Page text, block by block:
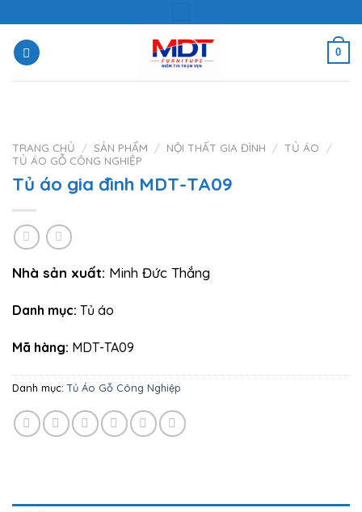
content
0
TRANG CHỦ / SẢN PHẨM / NỘI THẤT GIA ĐÌNH / TỦ ÁO
/
TỦ ÁO GỖ CÔNG NGHIỆP
Tủ áo gia đình MDT-TA09
Nhà sản xuất: Minh Đức Thắng
Danh mục: Tủ áo
Mã hàng: MDT-TA09
Danh mục:Tủ Áo Gỗ Công Nghiệp